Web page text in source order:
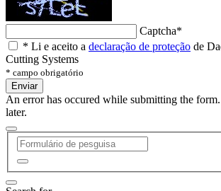
Captcha*
* Li e aceito a declaração de proteção de
Cutting Systems
* campo obrigatório
Enviar
An error has occured while submitting the
later.